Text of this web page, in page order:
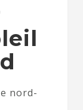
nord-